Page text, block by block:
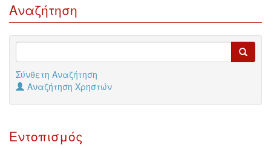
Αναζήτηση
Σύνθετη Αναζήτηση
Αναζήτηση Χρηστών
Εντοπισμός